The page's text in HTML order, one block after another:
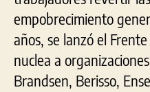
empobrecimiento
años, se lanzó el
nuclea a
Brandsen, Berisso,